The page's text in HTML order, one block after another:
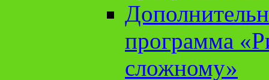
программа
сложному»